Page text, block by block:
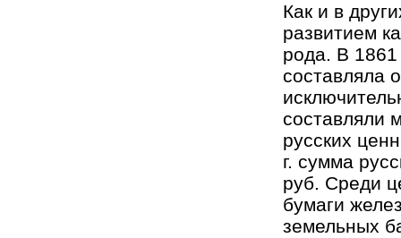
Как и в
развитием
рода. В 1861
составляла
составляли
русских
г. сумма
руб. Среди
бумаги
земельных